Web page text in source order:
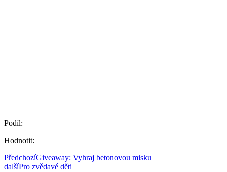
Podíl:
Hodnotit:
PředchozíGiveaway: Vyhraj betonovou misku
dalšíPro zvědavé děti